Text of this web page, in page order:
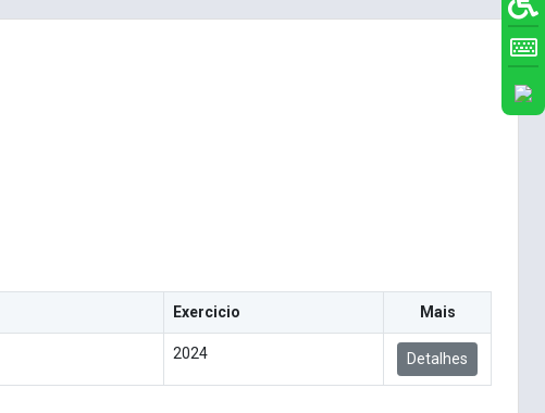
Exercicio Mais
2024 Detalhes